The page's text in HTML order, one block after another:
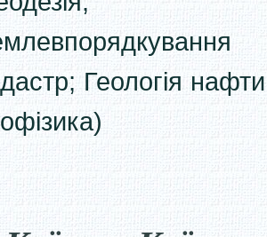
Геологія нафти